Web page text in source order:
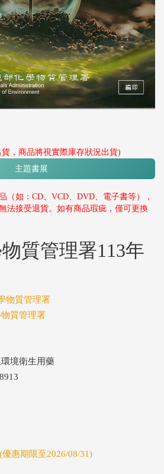
，商品將視實際庫存狀況出貨)
主題書展
（如：CD、VCD、DVD、電子書等），
法接受退貨。如有商品瑕疵，僅可更換
質管理署113年
物質管理署
質管理署
境衛生用藥
惠期限至2026/08/31)